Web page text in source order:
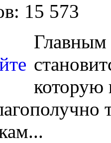
15 573
Главным
которую